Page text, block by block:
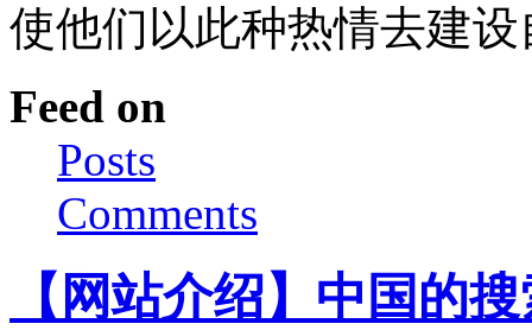
使他们以此种热情去建
Feed on
Posts
Comments
【网站介绍】中国的